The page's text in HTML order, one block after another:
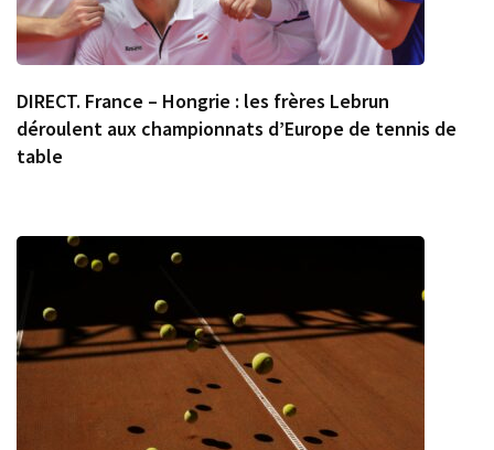
DIRECT. France – Hongrie : les frères Lebrun
déroulent aux championnats d’Europe de tennis de
table